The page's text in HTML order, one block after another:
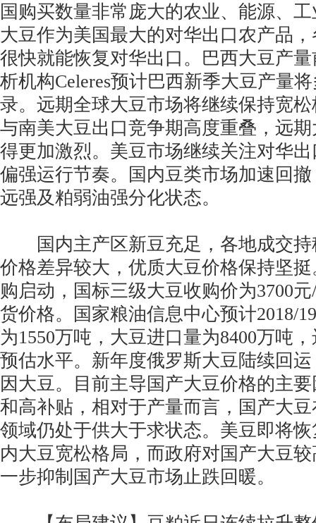
国购买数量非常庞大的农业、能源、
大豆作为美国最大的对华出口农产品
很快就能恢复对华出口。巴西大豆产
析机构Celeres预计巴西新季大豆产量
录。远期全球大豆市场将继续保持宽
与南美大豆出口竞争期高度重叠，远
得更加激烈。美豆市场继续关注对华
偏强运行节奏。国内豆类市场加速回
远强及粕弱油强分化状态。
国内主产区新豆充足，各地成交持
价格差异较大，优质大豆价格保持坚
购启动，国标三级大豆收购价为3700
货价格。国家粮油信息中心预计2018/
为1550万吨，大豆进口量为8400万吨
预估水平。新年度俄罗斯大豆陆续回
因大豆。目前主导国产大豆价格的主
和高补贴，相对于产量而言，国产大
领域仍处于供大于求状态。美豆即将
内大豆宽松格局，而政府对国产大豆
一步抑制国产大豆市场止跌回暖。